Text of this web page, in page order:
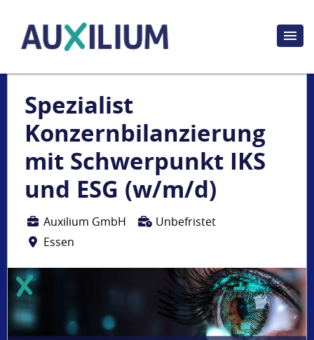
Spezialist
Konzernbilanzierung
mit Schwerpunkt IKS
und ESG (w/m/d)
Auxilium GmbH
Essen
Unbefristet